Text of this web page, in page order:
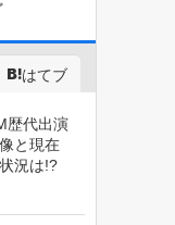
はてブ
歴代出演
と現在
況は!?